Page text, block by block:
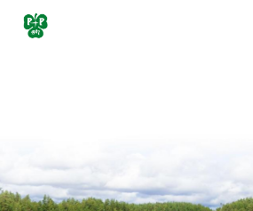
Siirry
sivun
Porin Pyrintö ry